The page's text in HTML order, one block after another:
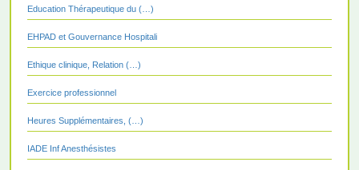
Education Thérapeutique du (…)
EHPAD et Gouvernance Hospitali
Ethique clinique, Relation (…)
Exercice professionnel
Heures Supplémentaires, (…)
IADE Inf Anesthésistes